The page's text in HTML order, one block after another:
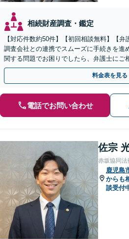
相続財産調査・鑑定
【対応件数約50件】【初回相談無料】【
調査会社との連携でスムーズに手続きを進
関する問題でお困りでしたら、弁護士にご
日相談可】【谷山駅9分】
料金表を見る
電話でお問い合わせ
佐宗
赤坂協同法
鹿児島
からも
談受付